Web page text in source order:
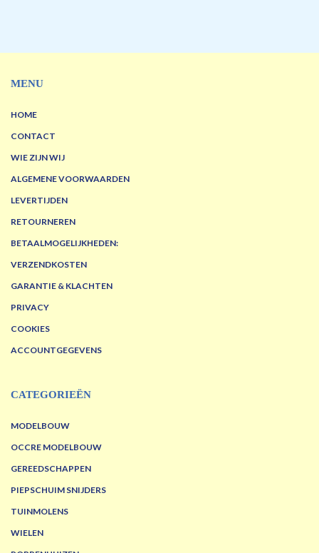
MENU
HOME
CONTACT
WIE ZIJN WIJ
ALGEMENE VOORWAARDEN
LEVERTIJDEN
RETOURNEREN
BETAALMOGELIJKHEDEN:
VERZENDKOSTEN
GARANTIE & KLACHTEN
PRIVACY
COOKIES
ACCOUNTGEGEVENS
CATEGORIEËN
MODELBOUW
OCCRE MODELBOUW
GEREEDSCHAPPEN
PIEPSCHUIM SNIJDERS
TUINMOLENS
WIELEN